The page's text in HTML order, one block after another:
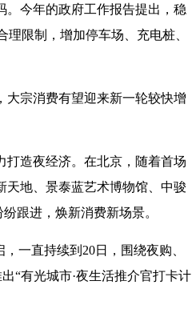
。今年的政府工作报告提出，稳
限制，增加停车场、充电桩、
大宗消费有望迎来新一轮较快增
打造夜经济。在北京，随着首场
天地、景泰蓝艺术博物馆、中骏
跟进，焕新消费新场景。
一直持续到20日，围绕夜购、
“有光城市·夜生活推介官打卡计